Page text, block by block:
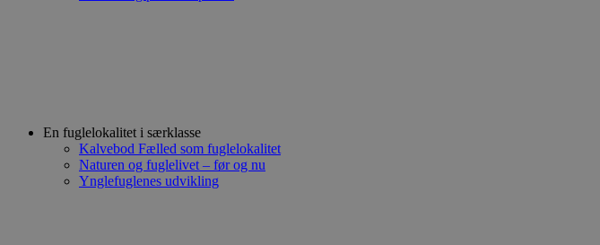
En fuglelokalitet i særklasse
Kalvebod Fælled som fuglelokalitet
Naturen og fuglelivet – før og nu
Ynglefuglenes udvikling